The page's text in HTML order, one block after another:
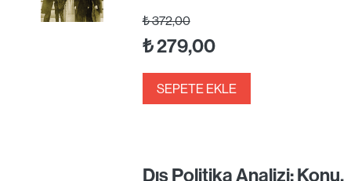
₺372,00
₺279,00
SEPETE EKLE
Dış Politika Analizi: Konu,